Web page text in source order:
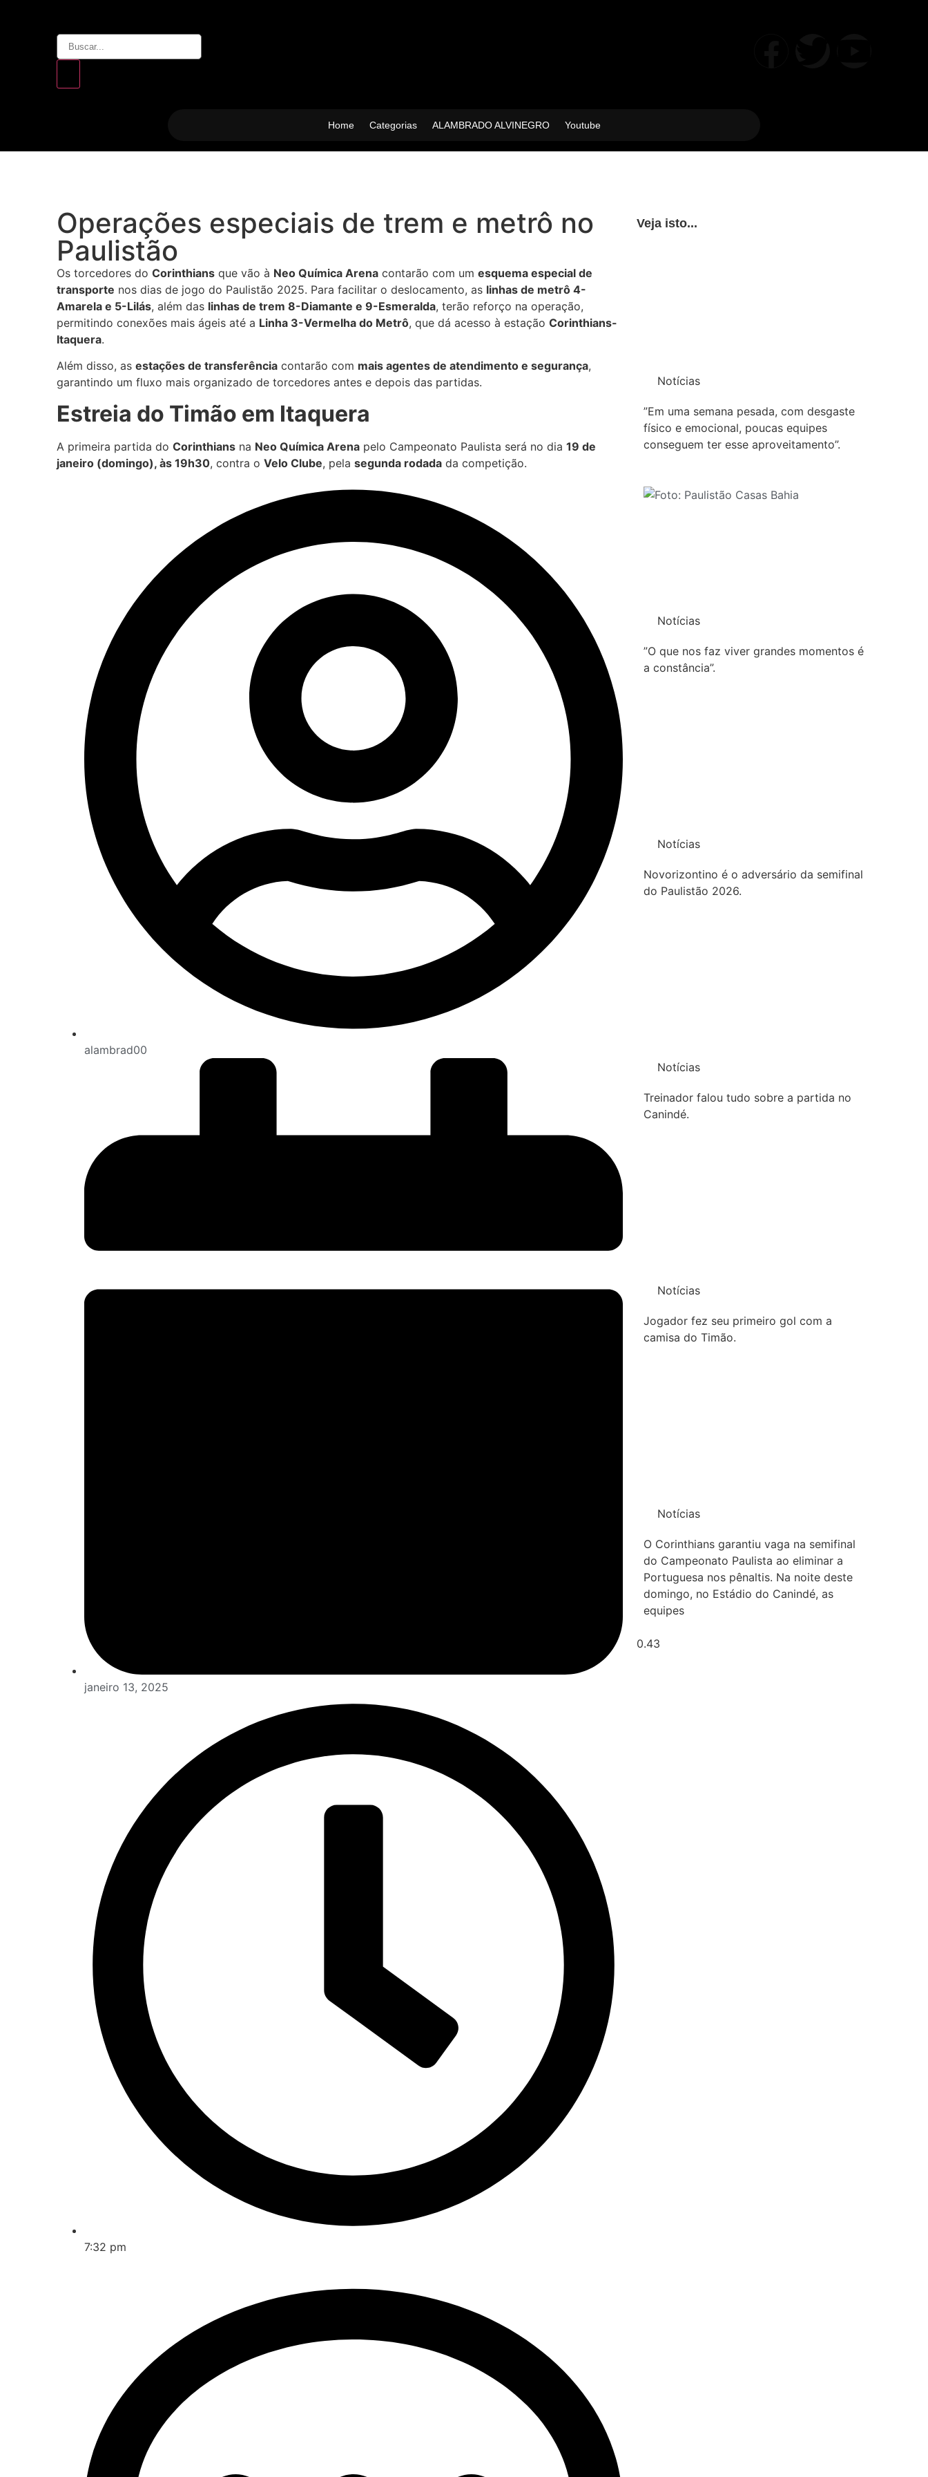
Home Categorias ALAMBRADO ALVINEGRO Youtube
Operações especiais de trem e metrô no
Paulistão
Os torcedores do Corinthians que vão à Neo Química Arena contarão com um esquema especial de
transporte nos dias de jogo do Paulistão 2025. Para facilitar o deslocamento, as linhas de metrô 4-
Amarela e 5-Lilás, além das linhas de trem 8-Diamante e 9-Esmeralda, terão reforço na operação,
permitindo conexões mais ágeis até a Linha 3-Vermelha do Metrô, que dá acesso à estação Corinthians-
Itaquera.
Além disso, as estações de transferência contarão com mais agentes de atendimento e segurança,
garantindo um fluxo mais organizado de torcedores antes e depois das partidas.
Estreia do Timão em Itaquera
A primeira partida do Corinthians na Neo Química Arena pelo Campeonato Paulista será no dia 19 de
janeiro (domingo), às 19h30, contra o Velo Clube, pela segunda rodada da competição.
alambrad00
janeiro 13, 2025
7:32 pm
Veja isto...
Notícias
”Em uma semana pesada, com desgaste
físico e emocional, poucas equipes
conseguem ter esse aproveitamento”.
Notícias
”O que nos faz viver grandes momentos é
a constância”.
Notícias
Novorizontino é o adversário da semifinal
do Paulistão 2026.
Notícias
Treinador falou tudo sobre a partida no
Canindé.
Notícias
Jogador fez seu primeiro gol com a
camisa do Timão.
Notícias
O Corinthians garantiu vaga na semifinal
do Campeonato Paulista ao eliminar a
Portuguesa nos pênaltis. Na noite deste
domingo, no Estádio do Canindé, as
equipes